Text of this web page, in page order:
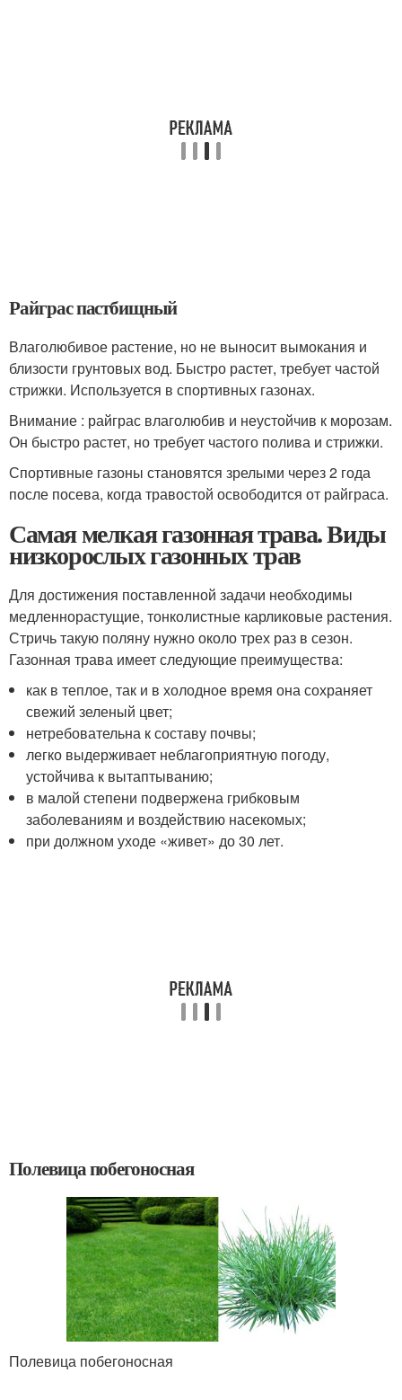
Райграс пастбищный
Влаголюбивое растение, но не выносит вымокания и
близости грунтовых вод. Быстро растет, требует частой
стрижки. Используется в спортивных газонах.
Внимание : райграс влаголюбив и неустойчив к морозам.
Он быстро растет, но требует частого полива и стрижки.
Спортивные газоны становятся зрелыми через 2 года
после посева, когда травостой освободится от райграса.
Самая мелкая газонная трава. Виды
низкорослых газонных трав
Для достижения поставленной задачи необходимы
медленнорастущие, тонколистные карликовые растения.
Стричь такую поляну нужно около трех раз в сезон.
Газонная трава имеет следующие преимущества:
как в теплое, так и в холодное время она сохраняет
свежий зеленый цвет;
нетребовательна к составу почвы;
легко выдерживает неблагоприятную погоду,
устойчива к вытаптыванию;
в малой степени подвержена грибковым
заболеваниям и воздействию насекомых;
при должном уходе «живет» до 30 лет.
Полевица побегоносная
Полевица побегоносная